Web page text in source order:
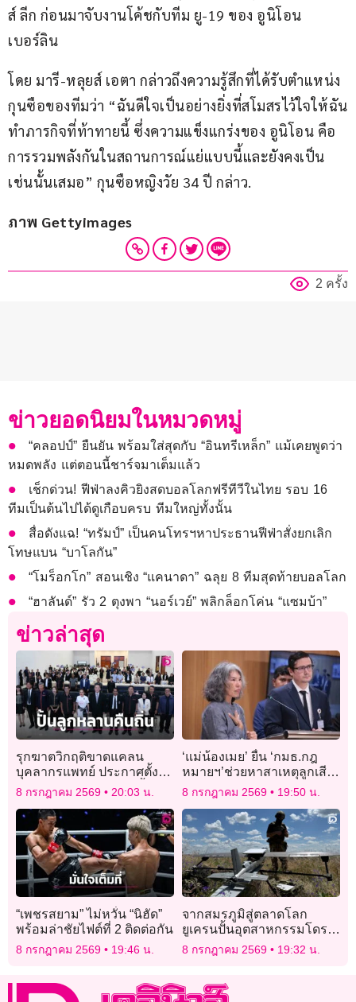
ส์ ลีก ก่อนมาจับงานโค้ชกับทีม ยู-19 ของ อูนิโอน
เบอร์ลิน
โดย มารี-หลุยส์ เอตา กล่าวถึงความรู้สึกที่ได้รับตำแหน่ง
กุนซือของทีมว่า “ฉันดีใจเป็นอย่างยิ่งที่สโมสรไว้ใจให้ฉัน
ทำภารกิจที่ท้าทายนี้ ซึ่งความแข็งแกร่งของ อูนิโอน คือ
การรวมพลังกันในสถานการณ์แย่แบบนี้และยังคงเป็น
เช่นนั้นเสมอ” กุนซือหญิงวัย 34 ปี กล่าว.
ภาพ Gettyimages
2 ครั้ง
ข่าวยอดนิยมในหมวดหมู่
“คลอปป์” ยืนยัน พร้อมใส่สุดกับ “อินทรีเหล็ก” แม้เคยพูดว่า
หมดพลัง แต่ตอนนี้ชาร์จมาเต็มแล้ว
เช็กด่วน! ฟีฟ่าลงคิวยิงสดบอลโลกฟรีทีวีในไทย รอบ 16
ทีมเป็นต้นไปได้ดูเกือบครบ ทีมใหญ่ทั้งนั้น
สื่อดังแฉ! “ทรัมป์” เป็นคนโทรฯหาประธานฟีฟ่าสั่งยกเลิก
โทษแบน “บาโลกัน”
“โมร็อกโก” สอนเชิง “แคนาดา” ฉลุย 8 ทีมสุดท้ายบอลโลก
“ฮาลันด์” รัว 2 ตุงพา “นอร์เวย์” พลิกล็อกโค่น “แซมบ้า”
ข่าวล่าสุด
รุกฆาตวิกฤติขาดแคลน
บุคลากรแพทย์ ประกาศตั้ง
‘คณะพยาบาลศาสตร์’ ปั้นลูก
หลานคืนถิ่น
8 กรกฎาคม 2569 20:03 น.
‘แม่น้องเมย’ ยื่น ‘กมธ.กฎ
หมายฯ’ช่วยหาสาเหตุลูกเสีย
ชีวิต ‘รังสิมันต์’รับหารือกมธ.
8 กรกฎาคม 2569 19:50 น.
“เพชรสยาม” ไม่หวั่น “นิฮัด”
พร้อมล่าชัยไฟต์ที่ 2 ติดต่อกัน
8 กรกฎาคม 2569 19:46 น.
จากสมรภูมิสู่ตลาดโลก
ยูเครนปั้นอุตสาหกรรมโดรน
สร้างรายได้ท่ามกลาง
สงคราม
8 กรกฎาคม 2569 19:32 น.